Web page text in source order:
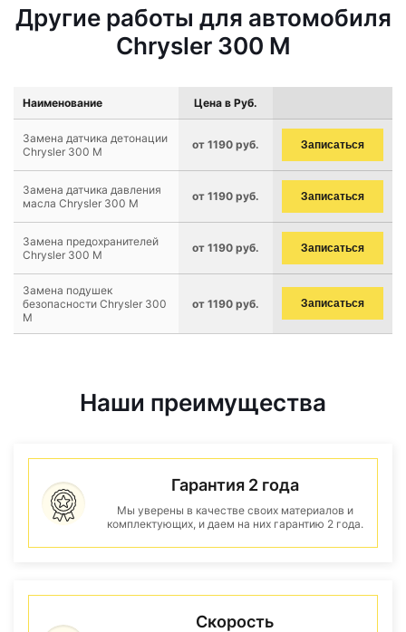
Другие работы для автомобиля
Chrysler 300 M
Наименование Цена в Руб.
Замена датчика детонации
Chrysler 300 M
от 1190 руб. Записаться
Замена датчика давления
масла Chrysler 300 M
от 1190 руб. Записаться
Замена предохранителей
Chrysler 300 M
от 1190 руб. Записаться
Замена подушек
безопасности Chrysler 300
M
от 1190 руб. Записаться
Наши преимущества
Гарантия 2 года
Мы уверены в качестве своих материалов и
комплектующих, и даем на них гарантию 2 года.
Скорость